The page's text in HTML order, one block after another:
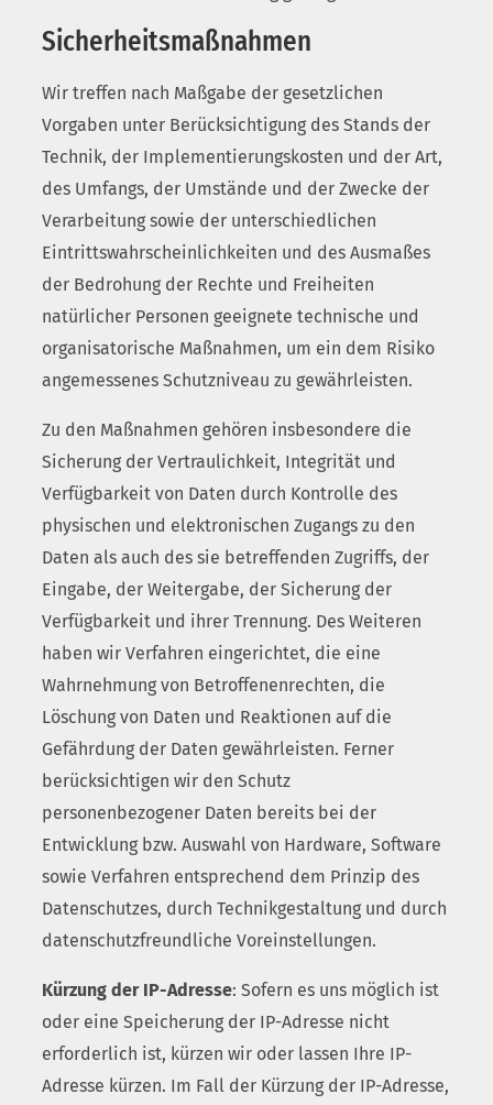
Sicherheitsmaßnahmen
Wir treffen nach Maßgabe der gesetzlichen
Vorgaben unter Berücksichtigung des Stands der
Technik, der Implementierungskosten und der Art,
des Umfangs, der Umstände und der Zwecke der
Verarbeitung sowie der unterschiedlichen
Eintrittswahrscheinlichkeiten und des Ausmaßes
der Bedrohung der Rechte und Freiheiten
natürlicher Personen geeignete technische und
organisatorische Maßnahmen, um ein dem Risiko
angemessenes Schutzniveau zu gewährleisten.
Zu den Maßnahmen gehören insbesondere die
Sicherung der Vertraulichkeit, Integrität und
Verfügbarkeit von Daten durch Kontrolle des
physischen und elektronischen Zugangs zu den
Daten als auch des sie betreffenden Zugriffs, der
Eingabe, der Weitergabe, der Sicherung der
Verfügbarkeit und ihrer Trennung. Des Weiteren
haben wir Verfahren eingerichtet, die eine
Wahrnehmung von Betroffenenrechten, die
Löschung von Daten und Reaktionen auf die
Gefährdung der Daten gewährleisten. Ferner
berücksichtigen wir den Schutz
personenbezogener Daten bereits bei der
Entwicklung bzw. Auswahl von Hardware, Software
sowie Verfahren entsprechend dem Prinzip des
Datenschutzes, durch Technikgestaltung und durch
datenschutzfreundliche Voreinstellungen.
Kürzung der IP-Adresse: Sofern es uns möglich ist
oder eine Speicherung der IP-Adresse nicht
erforderlich ist, kürzen wir oder lassen Ihre IP-
Adresse kürzen. Im Fall der Kürzung der IP-Adresse,